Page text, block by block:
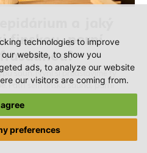
technologies to improve
website, to show you
ads, to analyze our website
our visitors are coming from.
agree
preferences
a jaký
finskou, parní
saun. Nyní si představíme ty
Patří sem finská sauna, parní
sauna...
more